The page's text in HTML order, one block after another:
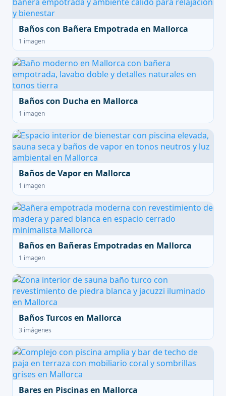
Baños con Bañera Empotrada en Mallorca
1 imagen
Baños con Ducha en Mallorca
1 imagen
Baños de Vapor en Mallorca
1 imagen
Baños en Bañeras Empotradas en Mallorca
1 imagen
Baños Turcos en Mallorca
3 imágenes
Bares en Piscinas en Mallorca